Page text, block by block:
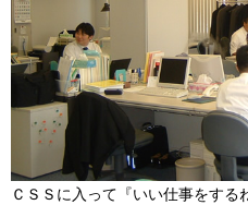
ＣＳＳに入って『いい仕事をす